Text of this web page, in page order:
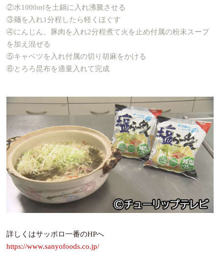
②水1000mlを土鍋に入れ沸騰させる
③麺を入れ1分程したら軽くほぐす
④にんじん、豚肉を入れ2分程煮て火を止め付属の粉末スープ
を加え混ぜる
⑤キャベツを入れ付属の切り胡麻をかける
⑥とろろ昆布を適量入れて完成
詳しくはサッポロ一番のHPへ
https://www.sanyofoods.co.jp/